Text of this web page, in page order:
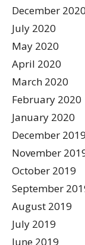
December 2020
July 2020
May 2020
April 2020
March 2020
February 2020
January 2020
December 2019
November
October 2019
September
August 2019
July 2019
June 2019